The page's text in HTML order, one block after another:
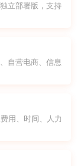
立部署版，支持
自营电商、信息
用、时间、人力